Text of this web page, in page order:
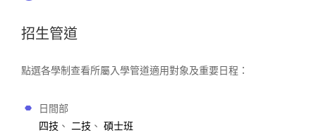
招生管道
點選各學制查看所屬入學管道適用對象及重要日程：
日間部
四技 、 二技 、 碩士班